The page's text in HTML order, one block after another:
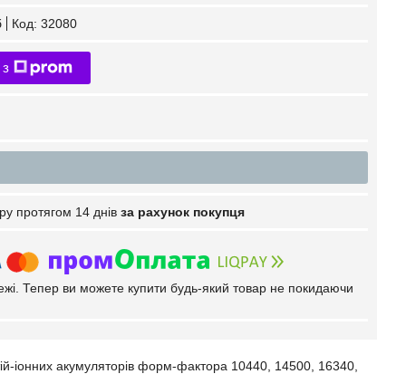
Код: 32080
протягом 14 днів за рахунок покупця
Тепер ви можете купити будь-який товар не покидаючи
іонних акумуляторів форм-фактора 10440, 14500, 16340,